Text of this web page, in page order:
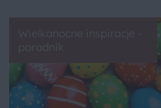
Wielkanocne inspiracje -
poradnik